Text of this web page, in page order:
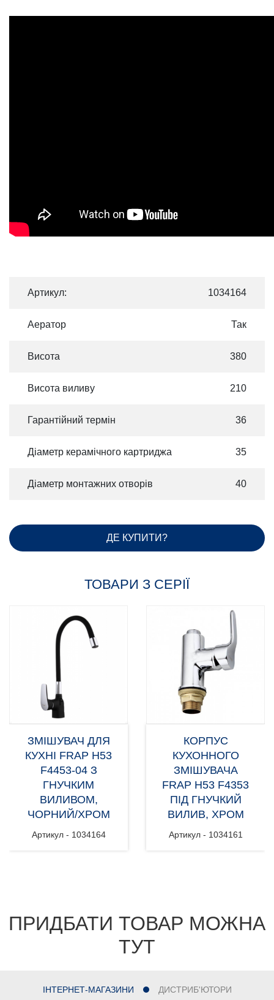
Артикул: 1034164
Аератор Так
Висота 380
Висота виливу 210
Гарантійний термін 36
Діаметр керамічного картриджа 35
Діаметр монтажних отворів 40
ДЕ КУПИТИ?
ТОВАРИ З СЕРІЇ
ЗМІШУВАЧ ДЛЯ
КУХНІ FRAP H53
F4453-04 З
ГНУЧКИМ
ВИЛИВОМ,
ЧОРНИЙ/ХРОМ
Артикул - 1034164
КОРПУС
КУХОННОГО
ЗМІШУВАЧА
FRAP H53 F4353
ПІД ГНУЧКИЙ
ВИЛИВ, ХРОМ
Артикул - 1034161
ПРИДБАТИ ТОВАР МОЖНА
ТУТ
ІНТЕРНЕТ-МАГАЗИНИ ДИСТРИБ'ЮТОРИ